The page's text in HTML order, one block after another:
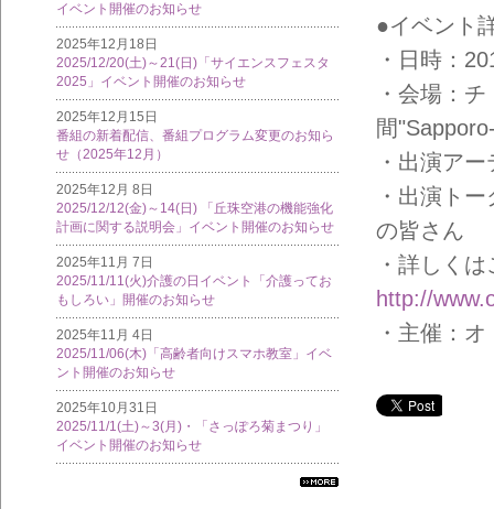
イベント開催のお知らせ
2025年12月18日
2025/12/20(土)～21(日)「サイエンスフェスタ
2025」イベント開催のお知らせ
2025年12月15日
番組の新着配信、番組プログラム変更のお知ら
せ（2025年12月）
2025年12月 8日
2025/12/12(金)～14(日) 「丘珠空港の機能強化
計画に関する説明会」イベント開催のお知らせ
2025年11月 7日
2025/11/11(火)介護の日イベント「介護ってお
もしろい」開催のお知らせ
2025年11月 4日
2025/11/06(木)「高齢者向けスマホ教室」イベ
ント開催のお知らせ
2025年10月31日
2025/11/1(土)～3(月)・「さっぽろ菊まつり」
イベント開催のお知らせ
●イベント
・日時：
・会場：
間
・出演ア
・出演ト
の皆さん
・詳しく
http://
・主催：